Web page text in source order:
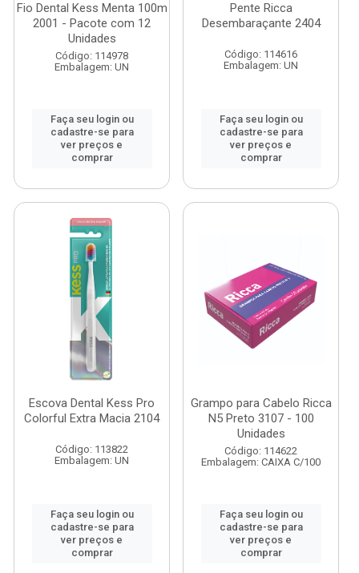
Fio Dental Kess Menta 100m
2001 - Pacote com 12
Unidades
Código: 114978
Embalagem: UN
Faça seu login ou
cadastre-se para
ver preços e
comprar
Pente Ricca
Desembaraçante 2404
Código: 114616
Embalagem: UN
Faça seu login ou
cadastre-se para
ver preços e
comprar
Escova Dental Kess Pro
Colorful Extra Macia 2104
Código: 113822
Embalagem: UN
Faça seu login ou
cadastre-se para
ver preços e
comprar
Grampo para Cabelo Ricca
N5 Preto 3107 - 100
Unidades
Código: 114622
Embalagem: CAIXA C/100
Faça seu login ou
cadastre-se para
ver preços e
comprar